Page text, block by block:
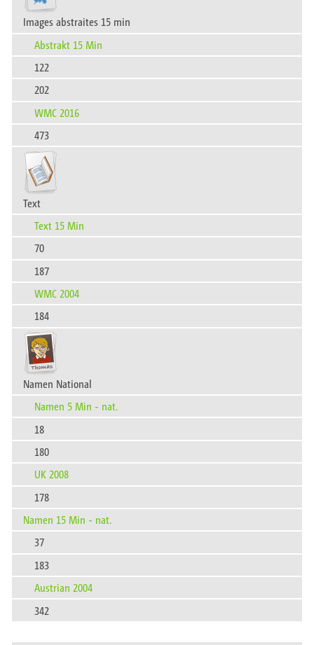
Images abstraites 15 min
Abstrakt 15 Min
122
202
WMC 2016
473
Text
Text 15 Min
70
187
WMC 2004
184
Namen National
Namen 5 Min - nat.
18
180
UK 2008
178
Namen 15 Min - nat.
37
183
Austrian 2004
342